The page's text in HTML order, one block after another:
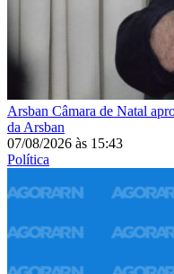
Arsban Câmara de Natal
da Arsban
07/08/2026 às 15:43
Política